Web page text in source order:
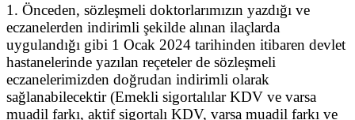
1. Önceden, sözleşmeli doktorlarımızın yazdığı ve
eczanelerden indirimli şekilde alınan ilaçlarda
uygulandığı gibi 1 Ocak 2024 tarihinden itibaren devlet
hastanelerinde yazılan reçeteler de sözleşmeli
eczanelerimizden doğrudan indirimli olarak
sağlanabilecektir (Emekli sigortalılar KDV ve varsa
muadil farkı, aktif sigortalı KDV, varsa muadil farkı ve